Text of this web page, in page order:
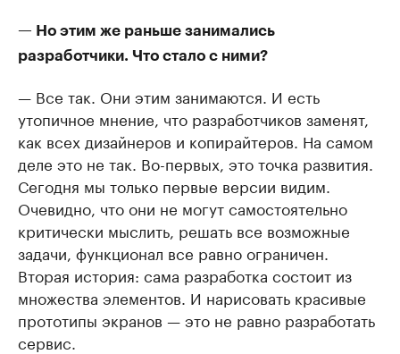
— Но этим же раньше занимались
разработчики. Что стало с ними?
— Все так. Они этим занимаются. И есть
утопичное мнение, что разработчиков заменят,
как всех дизайнеров и копирайтеров. На самом
деле это не так. Во-первых, это точка развития.
Сегодня мы только первые версии видим.
Очевидно, что они не могут самостоятельно
критически мыслить, решать все возможные
задачи, функционал все равно ограничен.
Вторая история: сама разработка состоит из
множества элементов. И нарисовать красивые
прототипы экранов — это не равно разработать
сервис.